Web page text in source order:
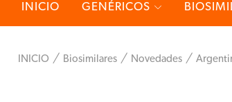
INICIO GENÉRICOS
INICIO Biosimilares Novedades